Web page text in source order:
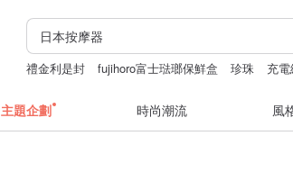
禮金利是封 fujihoro富士琺瑯保鮮盒 珍珠 充電
主題企劃 時尚潮流 風